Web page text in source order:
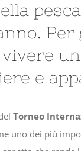
vivere
e
Torneo
uno dei più